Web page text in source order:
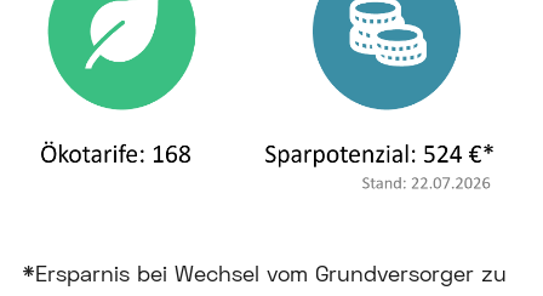
*Ersparnis bei Wechsel vom Grundversorger zu